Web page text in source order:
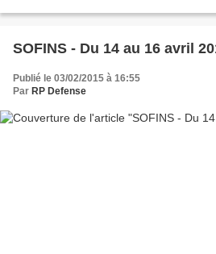
SOFINS - Du 14 au 16 avril
Publié le 03/02/2015 à 16:55
Par RP Defense